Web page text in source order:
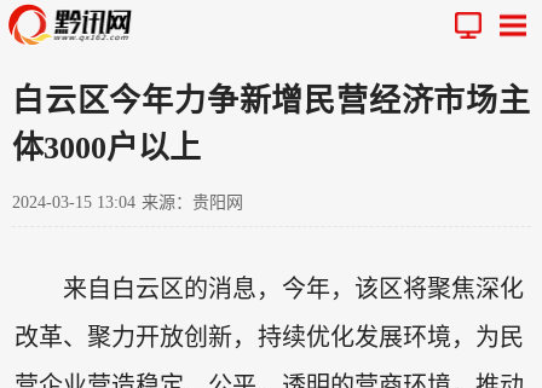
白云区今年力争新增民营经济市场主
体3000户以上
2024-03-15 13:04 来源：贵阳网
来自白云区的消息，今年，该区将聚焦深化
改革、聚力开放创新，持续优化发展环境，为民